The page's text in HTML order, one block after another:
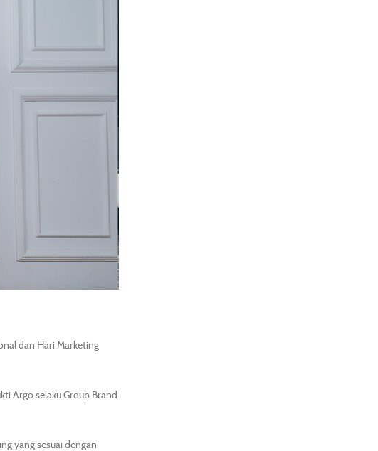
dan Hari Marketing
Argo selaku Group Brand
yang sesuai dengan